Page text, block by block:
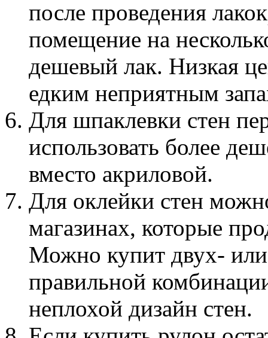
после проведения
помещение на
дешевый лак. Низкая
едким неприятным
Для шпаклевки стен
использовать более
вместо акриловой.
Для оклейки стен
магазинах, которые
Можно купит двух-
правильной
неплохой дизайн стен.